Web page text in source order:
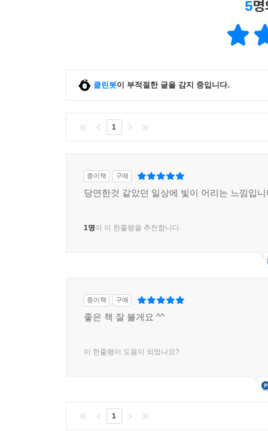
5
클린봇이 부적절한 글을 감지 중입니다.
1
종이책 구매
당연한것 같았던 일상에 빛이 어리는 느낌입니
1명이 이 한줄평을 추천합니다.
종이책 구매
좋은 책 잘 볼게요 ^^
이 한줄평이 도움이 되었나요?
1